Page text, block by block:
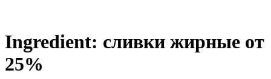
Ingredient: сливки жирные от
25%